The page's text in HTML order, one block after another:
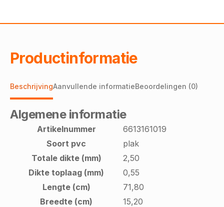
Productinformatie
BeschrijvingAanvullende informatieBeoordelingen (0)
Algemene informatie
Artikelnummer
6613161019
Soort pvc
plak
Totale dikte (mm)
2,50
Dikte toplaag (mm)
0,55
Lengte (cm)
71,80
Breedte (cm)
15,20